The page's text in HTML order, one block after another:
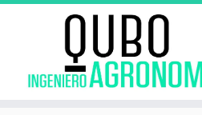
Saltar